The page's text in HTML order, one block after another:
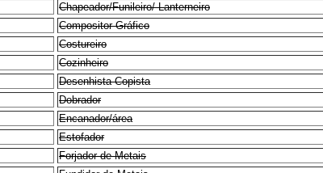
Chapeador/Funileiro/ Lanterneiro
Compositor Gráfico
Costureiro
Cozinheiro
Desenhista Copista
Dobrador
Encanador/área
Estofador
Forjador de Metais